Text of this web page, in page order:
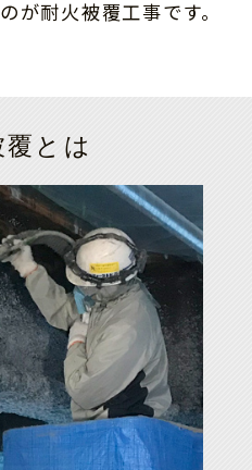
が耐火被覆工事です。
とは